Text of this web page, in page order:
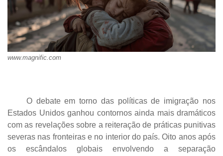
www.magnific.com
O debate em torno das políticas de imigração nos
Estados Unidos ganhou contornos ainda mais dramáticos
com as revelações sobre a reiteração de práticas punitivas
severas nas fronteiras e no interior do país. Oito anos após
os escândalos globais envolvendo a separação